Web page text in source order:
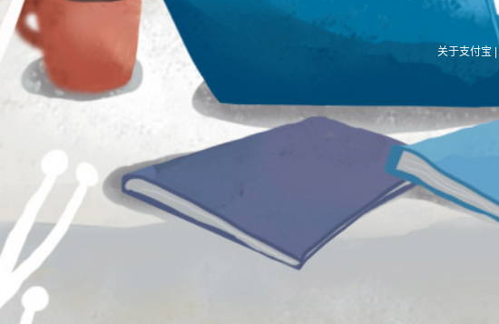
关于支付宝|